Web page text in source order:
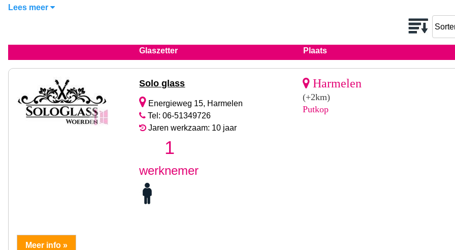
Lees meer
Glaszetter Plaats
Solo glass
Energieweg 15, Harmelen
Tel: 06-51349726
Jaren werkzaam: 10 jaar
1
werknemer
Harmelen
(+2km)
Putkop
Meer info »